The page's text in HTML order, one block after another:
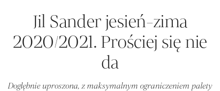
Jil Sander jesień-zima
2020/2021. Prościej się nie
da
Dogłębnie uproszona, z maksymalnym ograniczeniem palety